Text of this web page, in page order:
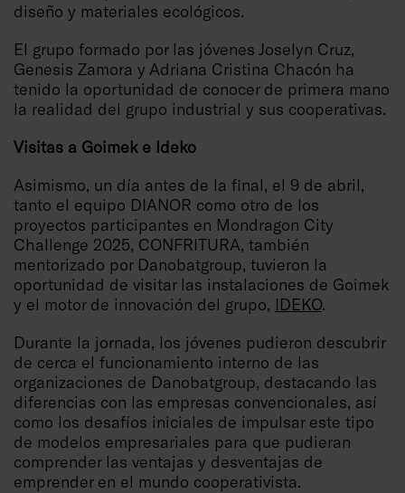
diseño y materiales ecológicos.
El grupo formado por las jóvenes Joselyn Cruz,
Genesis Zamora y Adriana Cristina Chacón ha
tenido la oportunidad de conocer de primera mano
la realidad del grupo industrial y sus cooperativas.
Visitas a Goimek e Ideko
Asimismo, un día antes de la final, el 9 de abril,
tanto el equipo DIANOR como otro de los
proyectos participantes en Mondragon City
Challenge 2025, CONFRITURA, también
mentorizado por Danobatgroup, tuvieron la
oportunidad de visitar las instalaciones de Goimek
y el motor de innovación del grupo, IDEKO.
Durante la jornada, los jóvenes pudieron descubrir
de cerca el funcionamiento interno de las
organizaciones de Danobatgroup, destacando las
diferencias con las empresas convencionales, así
como los desafíos iniciales de impulsar este tipo
de modelos empresariales para que pudieran
comprender las ventajas y desventajas de
emprender en el mundo cooperativista.